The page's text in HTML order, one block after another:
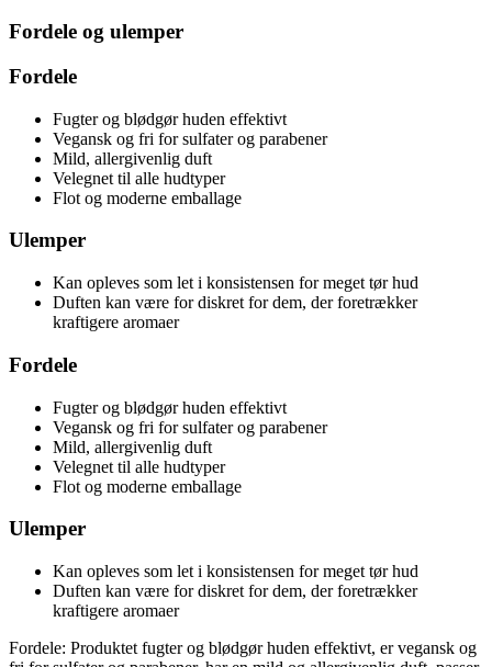
Fordele og ulemper
Fordele
Fugter og blødgør huden effektivt
Vegansk og fri for sulfater og parabener
Mild, allergivenlig duft
Velegnet til alle hudtyper
Flot og moderne emballage
Ulemper
Kan opleves som let i konsistensen for meget tør hud
Duften kan være for diskret for dem, der foretrækker
kraftigere aromaer
Fordele
Fugter og blødgør huden effektivt
Vegansk og fri for sulfater og parabener
Mild, allergivenlig duft
Velegnet til alle hudtyper
Flot og moderne emballage
Ulemper
Kan opleves som let i konsistensen for meget tør hud
Duften kan være for diskret for dem, der foretrækker
kraftigere aromaer
Fordele: Produktet fugter og blødgør huden effektivt, er vegansk og